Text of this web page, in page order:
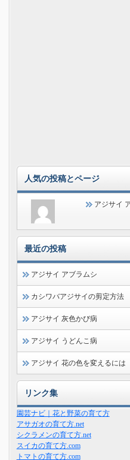
人気の投稿とページ
アジサイ
最近の投稿
アジサイ アブラムシ
カシワバアジサイの剪定方法
アジサイ 灰色かび病
アジサイ うどんこ病
アジサイ 花の色を変えるには
リンク集
園芸ナビ｜花と野菜の育て方
アサガオの育て方.net
シクラメンの育て方.net
スイカの育て方.com
トマトの育て方.com